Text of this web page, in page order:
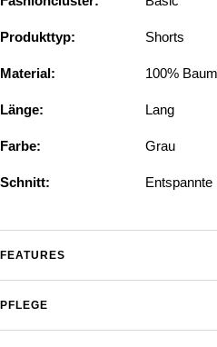
Produkttyp: Shorts
Material: 100%
Länge: Lang
Farbe: Grau
Schnitt:
FEATURES
PFLEGE